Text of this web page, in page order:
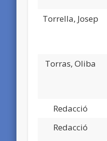
Torrella, Josep
Torras, Oliba
Redacció
Redacció